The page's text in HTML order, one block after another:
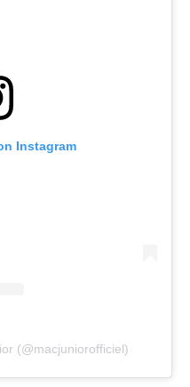
Instagram
(@macjuniorofficiel)